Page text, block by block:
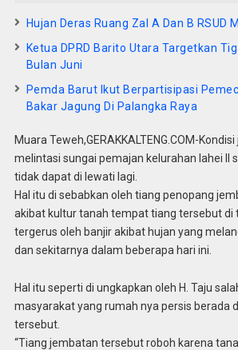
Hujan Deras Ruang Zal A Dan B RSUD
Ketua DPRD Barito Utara Targetkan
Bulan Juni
Pemda Barut Ikut Berpartisipasi
Bakar Jagung Di Palangka Raya
Muara Teweh,GERAKKALTENG.COM-
melintasi sungai pemajan kelurahan lahei II
tidak dapat di lewati lagi.
Hal itu di sebabkan oleh tiang penopang
akibat kultur tanah tempat tiang tersebut di
tergerus oleh banjir akibat hujan yang
dan sekitarnya dalam beberapa hari ini.
Hal itu seperti di ungkapkan oleh H. Taju
masyarakat yang rumah nya persis berada
tersebut.
“Tiang jembatan tersebut roboh karena